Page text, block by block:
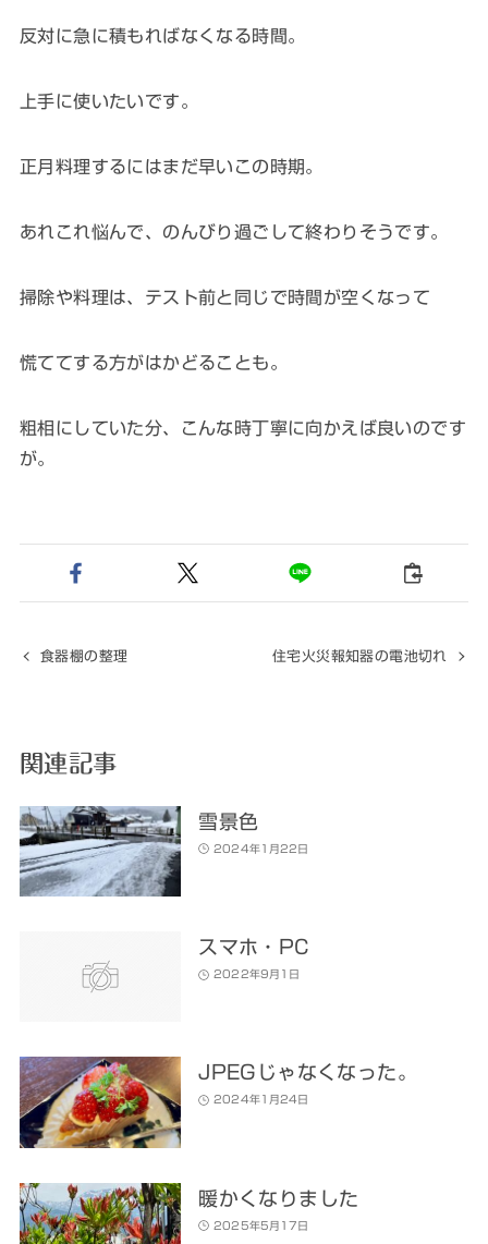
反対に急に積もればなくなる時間。
上手に使いたいです。
正月料理するにはまだ早いこの時期。
あれこれ悩んで、のんびり過ごして終わりそうです。
掃除や料理は、テスト前と同じで時間が空くなって
慌ててする方がはかどることも。
粗相にしていた分、こんな時丁寧に向かえば良いのです
が。
食器棚の整理 住宅火災報知器の電池切れ
関連記事
雪景色
2024年1月22日
スマホ・PC
2022年9月1日
JPEGじゃなくなった。
2024年1月24日
暖かくなりました
2025年5月17日